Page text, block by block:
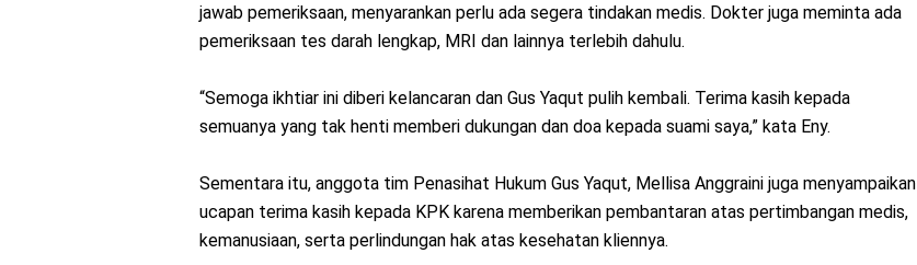
jawab pemeriksaan, menyarankan perlu ada segera tindakan medis. Dokter juga meminta ada
pemeriksaan tes darah lengkap, MRI dan lainnya terlebih dahulu.
“Semoga ikhtiar ini diberi kelancaran dan Gus Yaqut pulih kembali. Terima kasih kepada
semuanya yang tak henti memberi dukungan dan doa kepada suami saya,” kata Eny.
Sementara itu, anggota tim Penasihat Hukum Gus Yaqut, Mellisa Anggraini juga menyampaikan
ucapan terima kasih kepada KPK karena memberikan pembantaran atas pertimbangan medis,
kemanusiaan, serta perlindungan hak atas kesehatan kliennya.